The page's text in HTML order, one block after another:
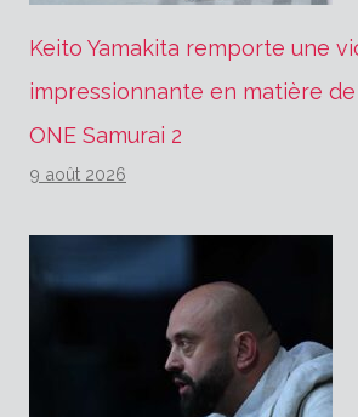
Keito Yamakita remporte une
impressionnante en matière de
ONE Samurai 2
9 août 2026